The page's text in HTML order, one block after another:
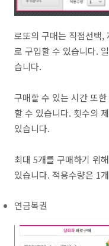
로또의 구매는 직접선택,
로 구입할 수 있습니다.
습니다.
구매할 수 있는 시간 또
할 수 있습니다. 횟수의
있습니다.
최대 5개를 구매하기 위
있습니다. 적용수량은 1
연금복권